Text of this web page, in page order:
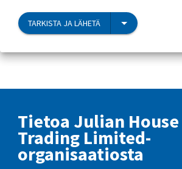
TARKISTA JA LÄHETÄ
Tietoa Julian House
Trading Limited-
organisaatiosta